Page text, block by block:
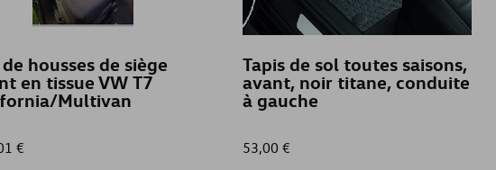
housses de siège
en tissue VW T7
Multivan
€
Tapis de sol toutes saisons,
avant, noir titane, conduite
à gauche
53,00 €